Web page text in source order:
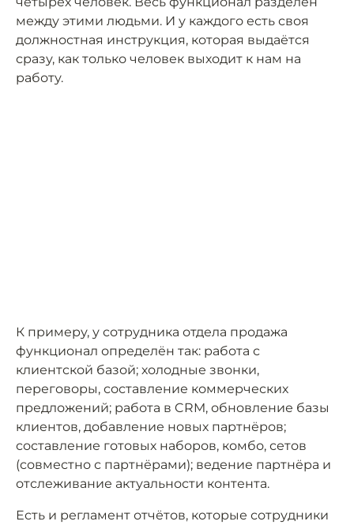
между этими людьми. И у каждого есть своя
должностная инструкция, которая выдаётся
сразу, как только человек выходит к нам на
работу.
К примеру, у сотрудника отдела продажа
функционал определён так: работа с
клиентской базой; холодные звонки,
переговоры, составление коммерческих
предложений; работа в CRM, обновление базы
клиентов, добавление новых партнёров;
составление готовых наборов, комбо, сетов
(совместно с партнёрами); ведение партнёра и
отслеживание актуальности контента.
Есть и регламент отчётов, которые сотрудники